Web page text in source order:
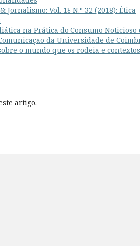
Jornalismo: Vol. 18 N.º 32 (2018): Ética
na Prática do Consumo Noticioso
da Universidade de
o mundo que os rodeia e
artigo.